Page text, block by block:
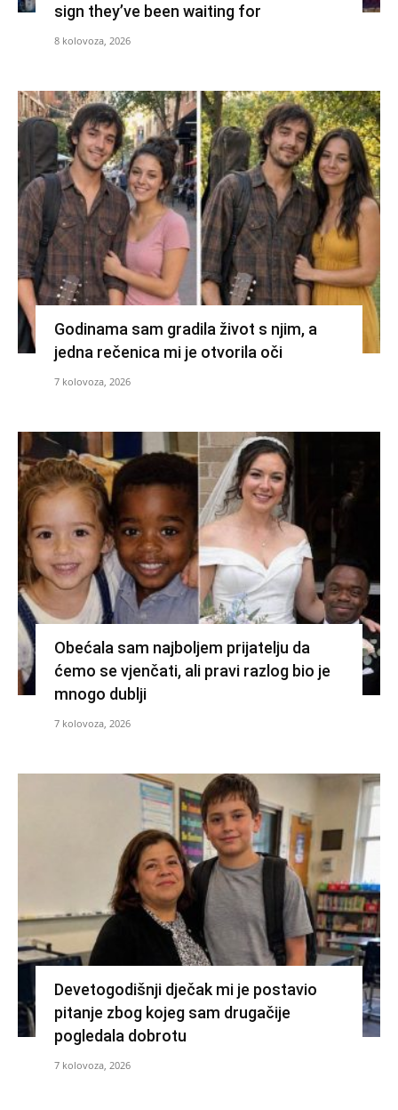
sign they’ve been waiting for
8 kolovoza, 2026
Godinama sam gradila život s njim, a
jedna rečenica mi je otvorila oči
7 kolovoza, 2026
Obećala sam najboljem prijatelju da
ćemo se vjenčati, ali pravi razlog bio je
mnogo dublji
7 kolovoza, 2026
Devetogodišnji dječak mi je postavio
pitanje zbog kojeg sam drugačije
pogledala dobrotu
7 kolovoza, 2026